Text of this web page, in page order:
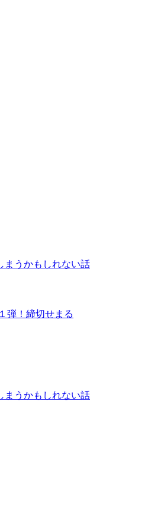
まうかもしれない話
弾！締切せまる
まうかもしれない話